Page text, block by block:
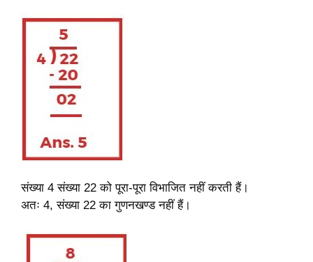
संख्या 4 संख्या 22 को पूरा-पूरा विभाजित नहीं करती हैं।
अतः 4, संख्या 22 का गुणनखण्ड नहीं हैं।